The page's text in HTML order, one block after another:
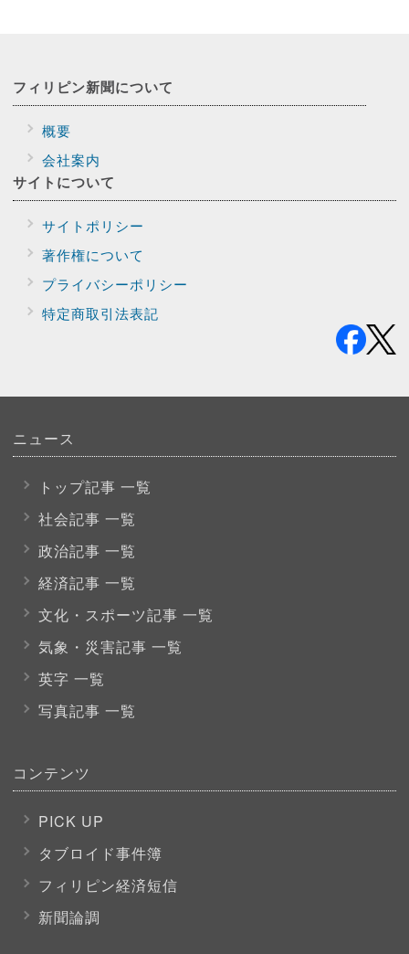
フィリピン新聞について
概要
会社案内
サイトについて
サイトポリシー
著作権について
プライバシーポリシー
特定商取引法表記
ニュース
トップ記事 一覧
社会記事 一覧
政治記事 一覧
経済記事 一覧
文化・スポーツ記事 一覧
気象・災害記事 一覧
英字 一覧
写真記事 一覧
コンテンツ
PICK UP
タブロイド事件簿
フィリピン経済短信
新聞論調